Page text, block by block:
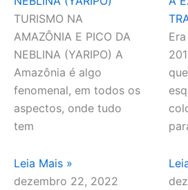
TURISMO NA
AMAZÔNIA E PICO DA
NEBLINA (YARIPO) A
Amazônia é algo
fenomenal, em todos os
aspectos, onde tudo
tem
Leia Mais »
dezembro 22, 2022